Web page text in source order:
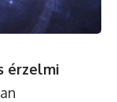
érzelmi